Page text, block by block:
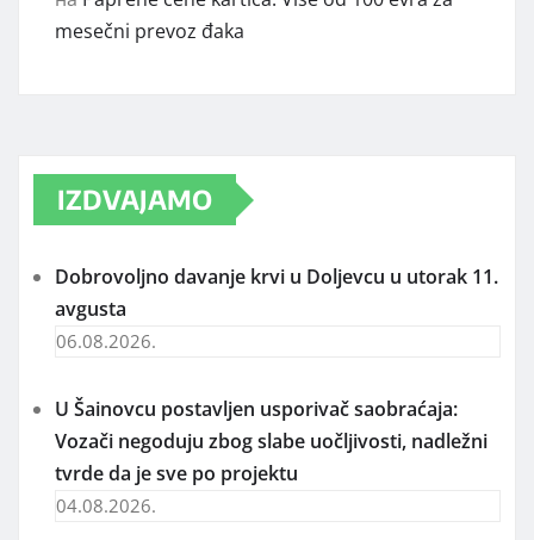
mesečni prevoz đaka
IZDVAJAMO
Dobrovoljno davanje krvi u Doljevcu u utorak 11.
avgusta
06.08.2026.
U Šainovcu postavljen usporivač saobraćaja:
Vozači negoduju zbog slabe uočljivosti, nadležni
tvrde da je sve po projektu
04.08.2026.